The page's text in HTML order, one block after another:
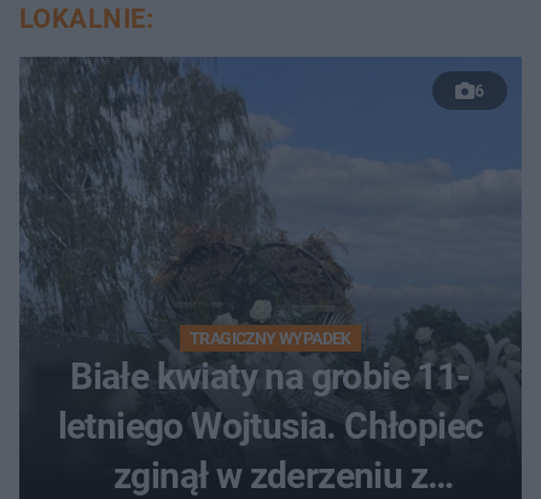
LOKALNIE:
6
TRAGICZNY WYPADEK
Białe kwiaty na grobie 11-
letniego Wojtusia. Chłopiec
zginął w zderzeniu z